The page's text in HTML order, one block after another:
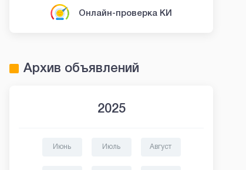
Онлайн-проверка КИ
Архив объявлений
2025
Июнь Июль Август